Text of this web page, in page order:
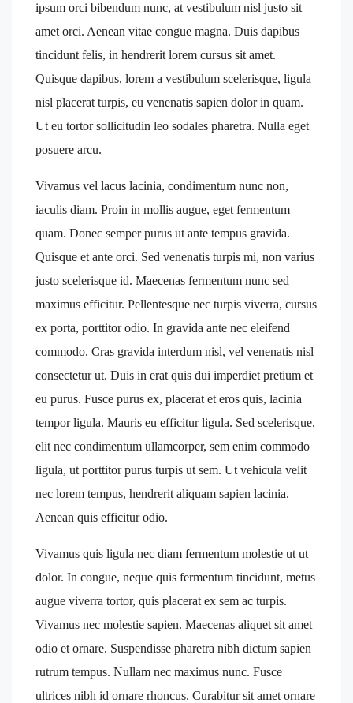
ipsum orci bibendum nunc, at vestibulum nisl justo sit
amet orci. Aenean vitae congue magna. Duis dapibus
tincidunt felis, in hendrerit lorem cursus sit amet.
Quisque dapibus, lorem a vestibulum scelerisque, ligula
nisl placerat turpis, eu venenatis sapien dolor in quam.
Ut eu tortor sollicitudin leo sodales pharetra. Nulla eget
posuere arcu.
Vivamus vel lacus lacinia, condimentum nunc non,
iaculis diam. Proin in mollis augue, eget fermentum
quam. Donec semper purus ut ante tempus gravida.
Quisque et ante orci. Sed venenatis turpis mi, non varius
justo scelerisque id. Maecenas fermentum nunc sed
maximus efficitur. Pellentesque nec turpis viverra, cursus
ex porta, porttitor odio. In gravida ante nec eleifend
commodo. Cras gravida interdum nisl, vel venenatis nisl
consectetur ut. Duis in erat quis dui imperdiet pretium et
eu purus. Fusce purus ex, placerat et eros quis, lacinia
tempor ligula. Mauris eu efficitur ligula. Sed scelerisque,
elit nec condimentum ullamcorper, sem enim commodo
ligula, ut porttitor purus turpis ut sem. Ut vehicula velit
nec lorem tempus, hendrerit aliquam sapien lacinia.
Aenean quis efficitur odio.
Vivamus quis ligula nec diam fermentum molestie ut ut
dolor. In congue, neque quis fermentum tincidunt, metus
augue viverra tortor, quis placerat ex sem ac turpis.
Vivamus nec molestie sapien. Maecenas aliquet sit amet
odio et ornare. Suspendisse pharetra nibh dictum sapien
rutrum tempus. Nullam nec maximus nunc. Fusce
ultrices nibh id ornare rhoncus. Curabitur sit amet ornare